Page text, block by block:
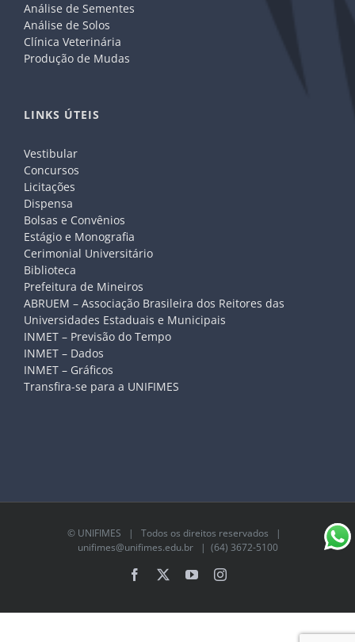
Análise de Sementes
Análise de Solos
Clínica Veterinária
Produção de Mudas
LINKS ÚTEIS
Vestibular
Concursos
Licitações
Dispensa
Bolsas e Convênios
Estágio e Monografia
Cerimonial Universitário
Biblioteca
Prefeitura de Mineiros
ABRUEM – Associação Brasileira dos Reitores das
Universidades Estaduais e Municipais
INMET – Previsão do Tempo
INMET – Dados
INMET – Gráficos
Transfira-se para a UNIFIMES
© UNIFIMES | Todos os direitos reservados |
unifimes@unifimes.edu.br| (64) 3672-5100
Facebook YouTubeInstagram